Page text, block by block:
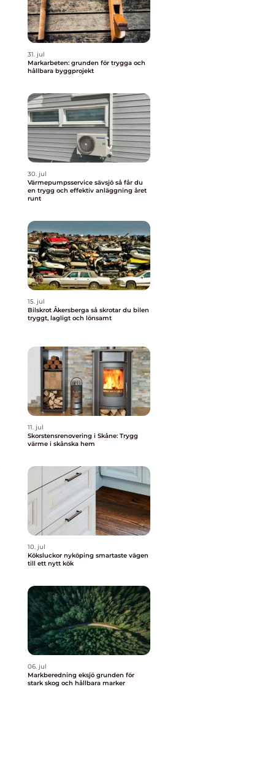
31. jul
Markarbeten: grunden för trygga och
hållbara byggprojekt
30. jul
Värmepumpsservice sävsjö så får du
en trygg och effektiv anläggning året
runt
15. jul
Bilskrot Åkersberga så skrotar du bilen
tryggt, lagligt och lönsamt
11. jul
Skorstensrenovering i Skåne: Trygg
värme i skånska hem
10. jul
Köksluckor nyköping smartaste vägen
till ett nytt kök
06. jul
Markberedning eksjö grunden för
stark skog och hållbara marker